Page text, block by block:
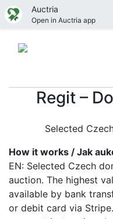
Auctria
Open in Auctria app
Regit –
Selected
How it works / Jak
EN: Selected Czech
auction. The highest
available by bank
or debit card via